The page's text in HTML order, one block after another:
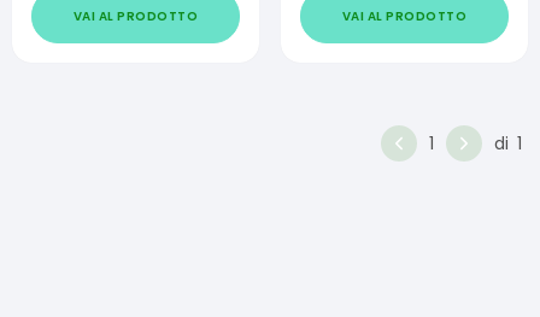
VAI AL PRODOTTO VAI AL PRODOTTO
1 di 1